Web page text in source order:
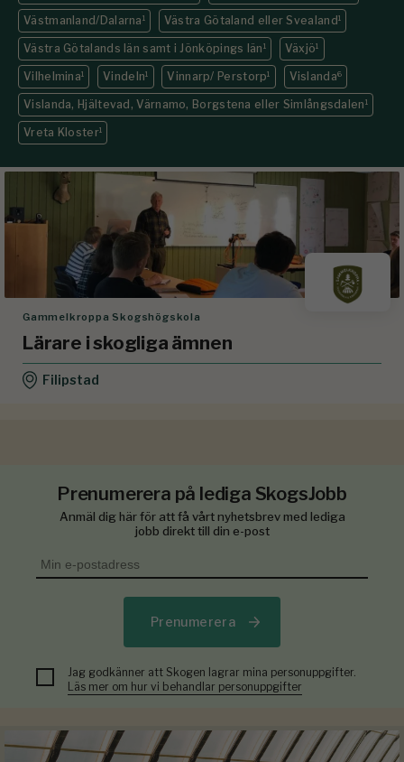
Västmanland/Dalarna 1 Västra Götaland eller Svealand 1
Västra Götalands län samt i Jönköpings län 1 Växjö1
Vilhelmina1 Vindeln1 Vinnarp/ Perstorp1 Vislanda6
Vislanda, Hjältevad, Värnamo, Borgstena eller Simlångsdalen 1
Vreta Kloster1
Gammelkroppa Skogshögskola
Lärare i skogliga ämnen
Filipstad
Prenumerera på lediga SkogsJobb
Anmäl dig här för att få vårt nyhetsbrev med lediga
jobb direkt till din e-post
Prenumerera
Jag godkänner att Skogen lagrar mina personuppgifter.
Läs mer om hur vi behandlar personuppgifter